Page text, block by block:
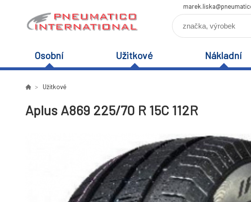
Osobní Užitkové Nákladní
Užitkové
Aplus A869 225/70 R 15C 112R